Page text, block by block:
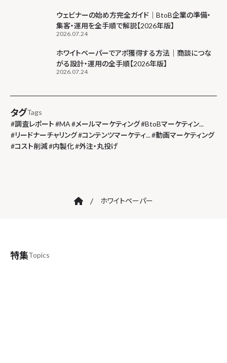
ウェビナーの始め方完全ガイド｜BtoB企業の準備・
集客・運用を全手順で解説【2026年版】
2026.07.24
ホワイトペーパーでアポ獲得する方法｜商談につな
がる設計・運用の全手順【2026年版】
2026.07.24
タグTags
#調査レポート#MA#メールマーケティング#BtoBマーケティン...
#リードナーチャリング#コンテンツマーケティ...#動画マーケティング
#コスト削減#内製化#外注・丸投げ
/ ホワイトペーパー
特集Topics